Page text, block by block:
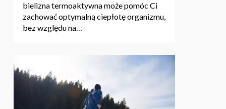
bielizna termoaktywna może pomóc Ci
zachować optymalną ciepłotę organizmu,
bez względu na…